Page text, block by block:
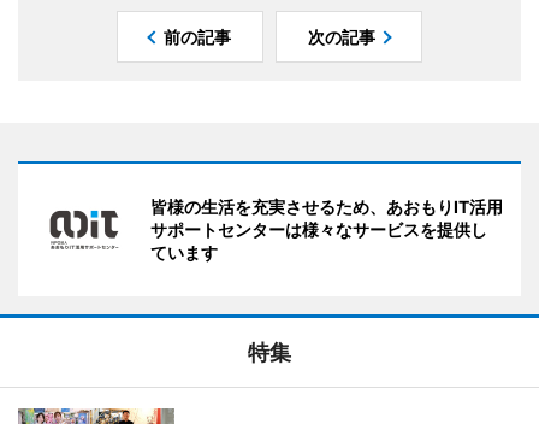
前の記事 次の記事
皆様の生活を充実させるため、あおもりIT活用
サポートセンターは様々なサービスを提供し
ています
特集